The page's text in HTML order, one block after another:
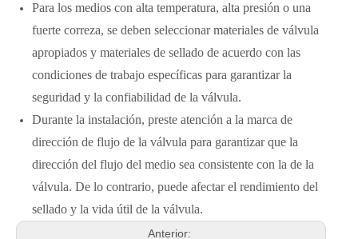
Para los medios con alta temperatura, alta presión o una
fuerte correza, se deben seleccionar materiales de válvula
apropiados y materiales de sellado de acuerdo con las
condiciones de trabajo específicas para garantizar la
seguridad y la confiabilidad de la válvula.
Durante la instalación, preste atención a la marca de
dirección de flujo de la válvula para garantizar que la
dirección del flujo del medio sea consistente con la de la
válvula. De lo contrario, puede afectar el rendimiento del
sellado y la vida útil de la válvula.
Anterior: